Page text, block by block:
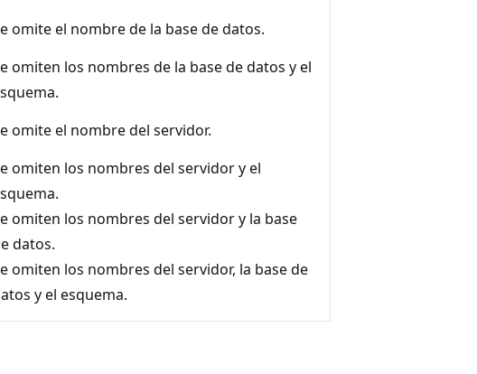
omite el nombre de la base de datos.
omiten los nombres de la base de datos y el
omite el nombre del servidor.
omiten los nombres del servidor y el
omiten los nombres del servidor y la base
datos.
omiten los nombres del servidor, la base de
y el esquema.